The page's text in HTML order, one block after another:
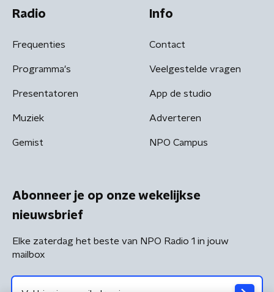
Radio
Frequenties
Programma's
Presentatoren
Muziek
Gemist
Info
Contact
Veelgestelde vragen
App de studio
Adverteren
NPO Campus
Abonneer je op onze wekelijkse
nieuwsbrief
Elke zaterdag het beste van NPO Radio 1 in jouw
mailbox